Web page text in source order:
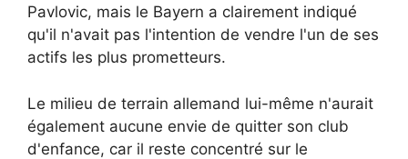
Pavlovic, mais le Bayern a clairement indiqué
qu'il n'avait pas l'intention de vendre l'un de ses
actifs les plus prometteurs.
Le milieu de terrain allemand lui-même n'aurait
également aucune envie de quitter son club
d'enfance, car il reste concentré sur le